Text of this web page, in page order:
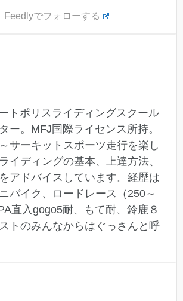
Feedlyでフォローする
トポリスライディングスクール
ー。MFJ国際ライセンス所持。
サーキットスポーツ走行を楽し
イディングの基本、上達方法、
アドバイスしています。経歴は
バイク、ロードレース（250～
直入gogo5耐、もて耐、鈴鹿８
トのみんなからはぐっさんと呼